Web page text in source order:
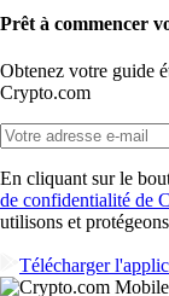
Prêt à commencer
Obtenez votre guide
Crypto.com
En cliquant sur le
de confidentialité de
utilisons et
Télécharger